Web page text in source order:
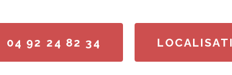
04 92 24 82 34